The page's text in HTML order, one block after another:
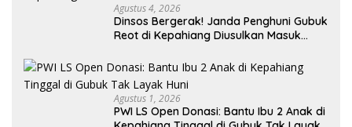
Agustus 4, 2026
Dinsos Bergerak! Janda Penghuni Gubuk
Reot di Kepahiang Diusulkan Masuk
Agustus 1, 2026
PWI LS Open Donasi: Bantu Ibu 2 Anak di